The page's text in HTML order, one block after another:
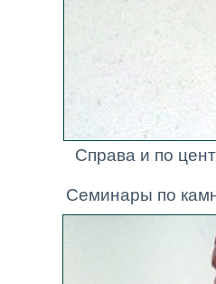
Справа и по
Семинары по